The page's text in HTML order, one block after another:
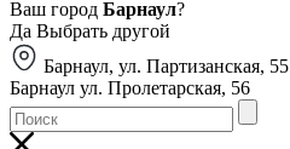
Ваш город Барнаул?
Да Выбрать другой
Барнаул, ул. Партизанская, 55
Барнаул ул. Пролетарская, 56